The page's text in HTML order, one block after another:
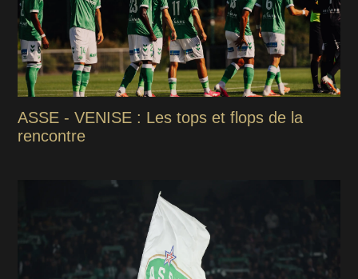
ASSE - VENISE : Les tops et flops de la
rencontre